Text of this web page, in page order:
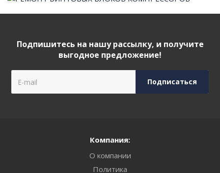
Подпишитесь на нашу рассылку, и получите
выгодное предложение!
Компания:
О компании
Политика